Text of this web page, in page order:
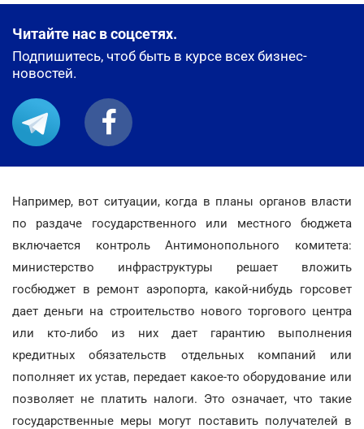
Читайте нас в соцсетях.
Подпишитесь, чтоб быть в курсе всех бизнес-
новостей.
Например, вот ситуации, когда в планы органов власти
по раздаче государственного или местного бюджета
включается контроль Антимонопольного комитета:
министерство инфраструктуры решает вложить
госбюджет в ремонт аэропорта, какой-нибудь горсовет
дает деньги на строительство нового торгового центра
или кто-либо из них дает гарантию выполнения
кредитных обязательств отдельных компаний или
пополняет их устав, передает какое-то оборудование или
позволяет не платить налоги. Это означает, что такие
государственные меры могут поставить получателей в